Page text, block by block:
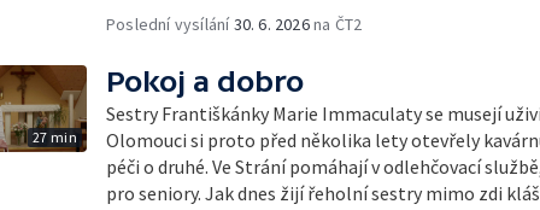
Poslední vysílání30. 6. 2026na ČT2
27 min
Pokoj a dobro
Sestry Františkánky Marie Immaculaty se musejí
Olomouci si proto před několika lety otevřely
péči o druhé. Ve Strání pomáhají v odlehčovací
pro seniory. Jak dnes žijí řeholní sestry mimo zdi